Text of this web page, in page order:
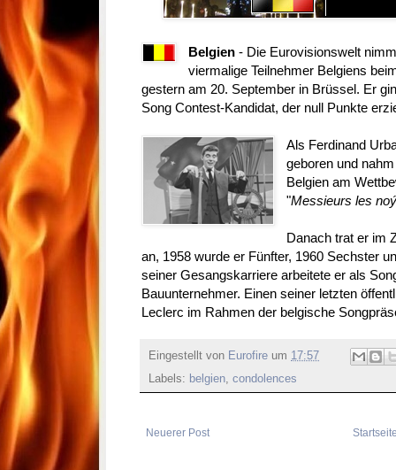
Belgien - Die Eurovisionswelt
viermalige Teilnehmer Belgiens
gestern am 20. September in Brüssel. Er
Song Contest-Kandidat, der null Punkte
Als Ferdinand
geboren und
Belgien am
"Messieurs les
Danach trat er im
an, 1958 wurde er Fünfter, 1960 Sechster
seiner Gesangskarriere arbeitete er als
Bauunternehmer. Einen seiner letzten
Leclerc im Rahmen der belgische
Eingestellt von Eurofire um 17:57
Labels: belgien, condolences
Neuerer Post